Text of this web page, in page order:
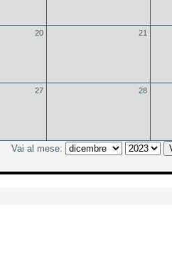
20 21
27 28
Vai al mese: